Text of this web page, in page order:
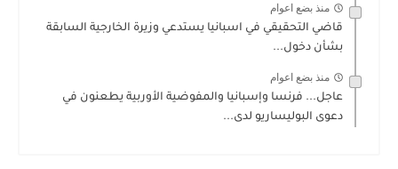
منذ بضع اعوام
قاضي التحقيقي في اسبانيا يستدعي وزيرة الخارجية السابقة
بشأن دخول...
منذ بضع اعوام
عاجل... فرنسا وإسبانيا والمفوضية الأوربية يطعنون في
دعوى البوليساريو لدى...